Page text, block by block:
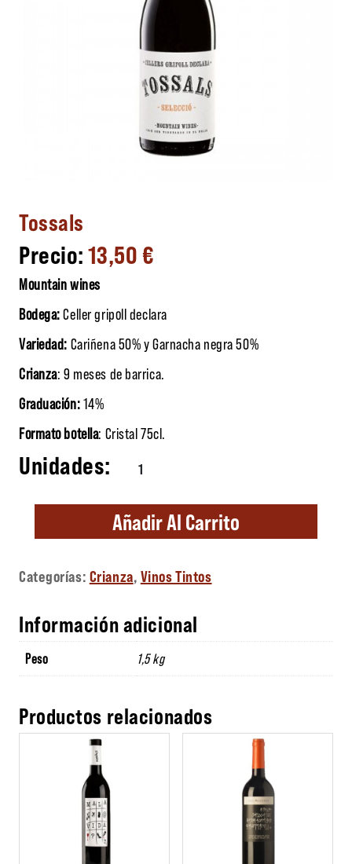
Tossals
13,50€
Mountain wines
Bodega:Celler gripoll declara
Variedad: Cariñena 50% y Garnacha negra 50%
Crianza: 9 meses de barrica.
Graduación:14%
Formato botella: Cristal 75cl.
Tossals cantidad
Añadir Al Carrito
Categorías: Crianza, Vinos Tintos
Información adicional
Peso 1,5 kg
Productos relacionados